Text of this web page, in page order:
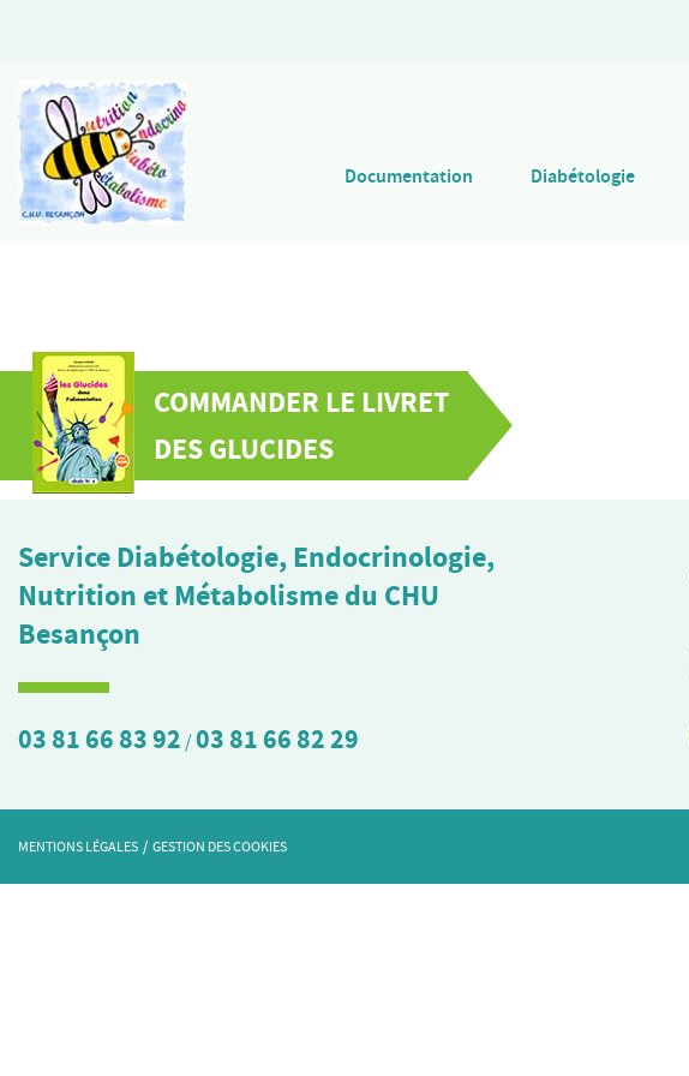
Documentation Diabétologie
COMMANDER LE LIVRET
DES GLUCIDES
Service Diabétologie, Endocrinologie,
Nutrition et Métabolisme du CHU
Besançon
03 81 66 83 92 /03 81 66 82 29
MENTIONS LÉGALES / GESTION DES COOKIES